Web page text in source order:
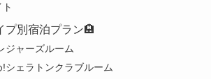
プ別宿泊プラン🏨
ジャーズルーム
シェラトンクラブルーム